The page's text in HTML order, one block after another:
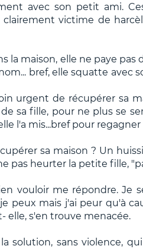
avec son petit ami.
victime de
la maison, elle ne paye pas
bref, elle squatte avec
urgent de récupérer sa
sa fille, pour ne plus se
l'a mis...bref pour
sa maison ? Un
pas heurter la petite fille,
vouloir me répondre. Je
peux mais j'ai peur qu'à
elle, s'en trouve menacée.
solution, sans violence,